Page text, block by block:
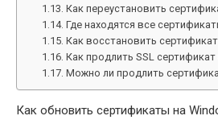
Как переустановить
Где находятся все
Как восстановить
Как продлить SSL сертификат
Можно ли продлить
Как обновить сертификаты на